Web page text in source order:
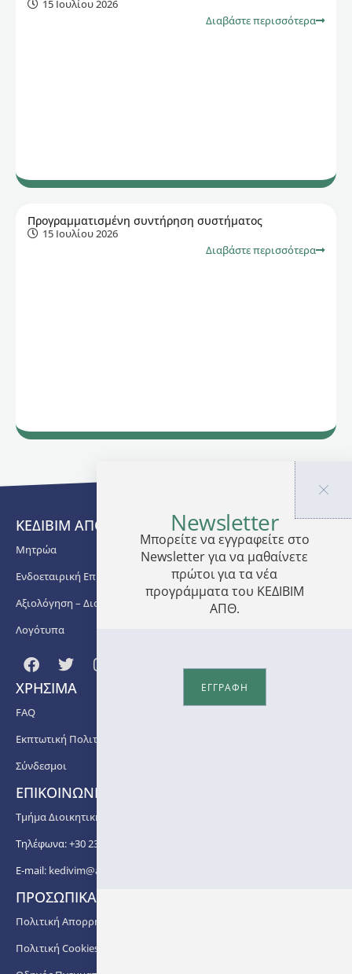
15 Ιουλίου 2026
Διαβάστε περισσότερα
Προγραμματισμένη συντήρηση συστήματος
15 Ιουλίου 2026
Διαβάστε περισσότερα
ΚΕΔΙΒΙΜ ΑΠΘ
Μητρώα
Ενδοεταιρική Επιμόρφωση
Αξιολόγηση – Διασφάλιση Ποιότητας
Λογότυπα
ΧΡΗΣΙΜΑ
FAQ
Εκπτωτική Πολιτική
Σύνδεσμοι
ΕΠΙΚΟΙΝΩΝΙΑ
Τμήμα Διοικητικής Υποστήριξης ΚΕΔΙΒΙΜ ΑΠΘ
Τηλέφωνα: +30 2310 99 67 -76, -88, -82, -83, -81
E-mail: kedivim@auth.gr
ΠΡΟΣΩΠΙΚΑ ΔΕΔΟΜΕΝΑ
Πολιτική Απορρήτου
Πολιτική Cookies
Newsletter
Μπορείτε να εγγραφείτε στο
Newsletter για να μαθαίνετε
πρώτοι για τα νέα
προγράμματα του ΚΕΔΙΒΙΜ
ΑΠΘ.
ΕΓΓΡΑΦΗ